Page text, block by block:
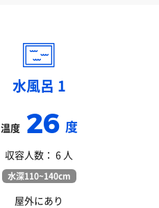
水風呂 1
温度26度
収容人数： 6 人
水深110~140cm
屋外にあり